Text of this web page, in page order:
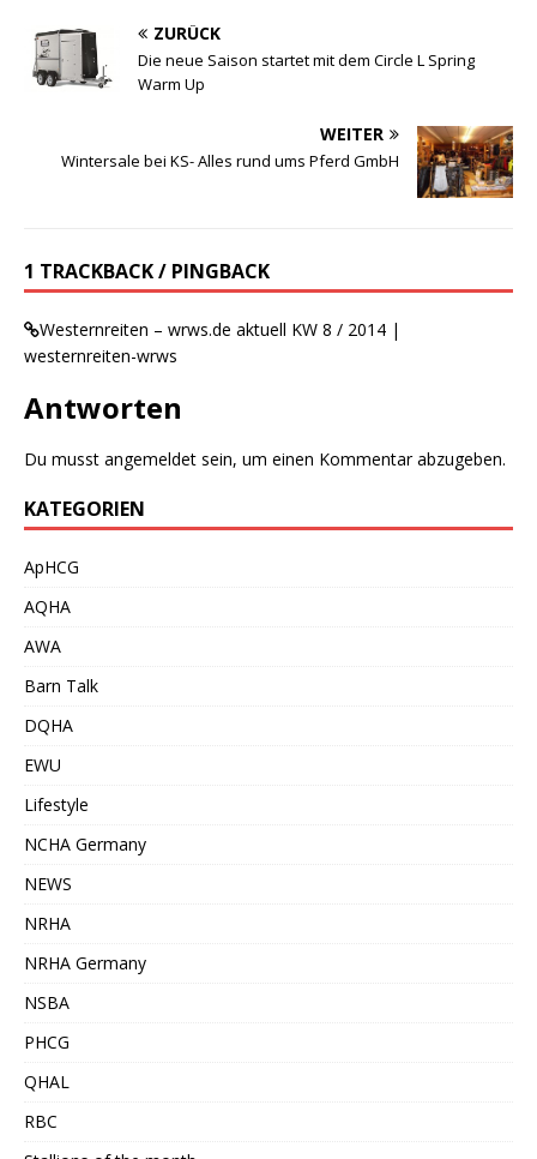
ZURÜCK
Die neue Saison startet mit dem Circle L Spring
Warm Up
WEITER
Wintersale bei KS- Alles rund ums Pferd GmbH
1 TRACKBACK / PINGBACK
Westernreiten – wrws.de aktuell KW 8 / 2014 |
westernreiten-wrws
Antworten
Du musst angemeldet sein, um einen Kommentar abzugeben.
KATEGORIEN
ApHCG
AQHA
AWA
Barn Talk
DQHA
EWU
Lifestyle
NCHA Germany
NEWS
NRHA
NRHA Germany
NSBA
PHCG
QHAL
RBC